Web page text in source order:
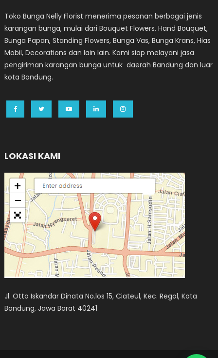
Toko Bunga Nelly Florist menerima pesanan berbagai jenis
karangan bunga, mulai dari Bouquet Flowers, Hand Bouquet,
Bunga Papan, Standing Flowers, Bunga Vas, Bunga Krans, Hias
Mobil, Decorations dan lain lain. Kami siap melayani jasa
pengiriman karangan bunga untuk daerah Bandung dan luar
kota Bandung.
LOKASI KAMI
Jl. Otto Iskandar Dinata No.los 15, Ciateul, Kec. Regol, Kota
Bandung, Jawa Barat 40241